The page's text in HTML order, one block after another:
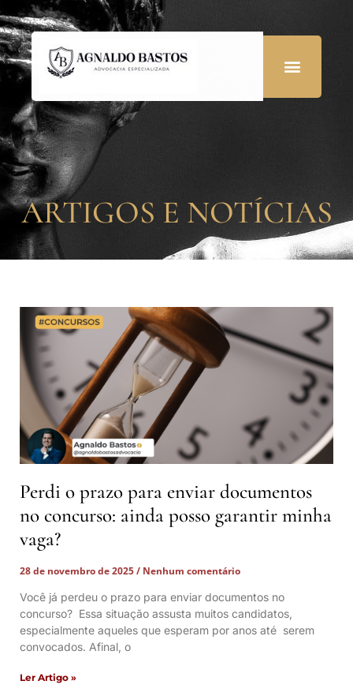
ARTIGOS E NOTÍCIAS
Perdi o prazo para enviar documentos
no concurso: ainda posso garantir minha
vaga?
28 de novembro de 2025
Nenhum comentário
Você já perdeu o prazo para enviar documentos no
concurso? Essa situação assusta muitos candidatos,
especialmente aqueles que esperam por anos até serem
convocados. Afinal, o
Ler Artigo »